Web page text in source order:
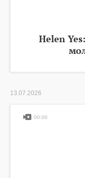
Helen
13.07.2026
00:00